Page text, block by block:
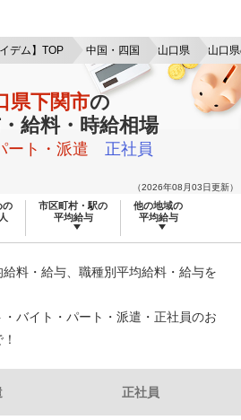
デム】TOP 中国・四国 山口県 山口
県下関市の
給料・時給相場
ート・派遣 正社員
（2026年08月03日更新）
の
市区町村・駅の
平均給与
他の地域の
平均給与
料・給与、職種別平均給料・給与を
バイト・パート・派遣・正社員のお
正社員